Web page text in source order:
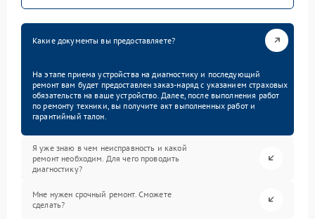
Какие документы вы предоставляете?
На этапе приема устройства на диагностику и последующий
ремонт вам будет предоставлен заказ-наряд с указанием страховых
обязательств на ваше устройство. Далее, после выполнения работ
по ремонту техники, вы получите акт выполненных работ и
гарантийный талон.
Я уже знаю в чем неисправность и какой
ремонт необходим. Для чего проводить
диагностику?
Мне нужен срочный ремонт. Сможете
сделать?